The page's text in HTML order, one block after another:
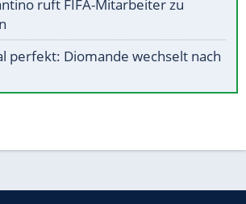
ruft FIFA-Mitarbeiter zu
perfekt: Diomande wechselt nach